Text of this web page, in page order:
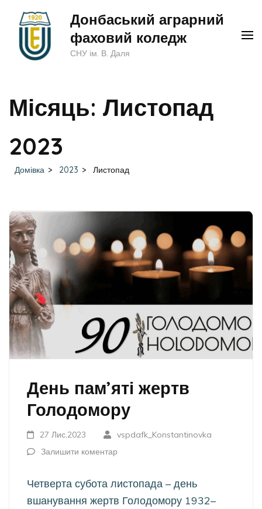
(натисніть
Донбаський аграрний
фаховий коледж
СНУ ім. В. Даля
Місяць: Листопад
2023
Домівка > 2023 > Листопад
День пам’яті жертв
Голодомору
27 Лис,2023
vspdafk_Konstantinovka
Залишити коментар
Четверта субота листопада – день
вшанування жертв Голодомору 1932–